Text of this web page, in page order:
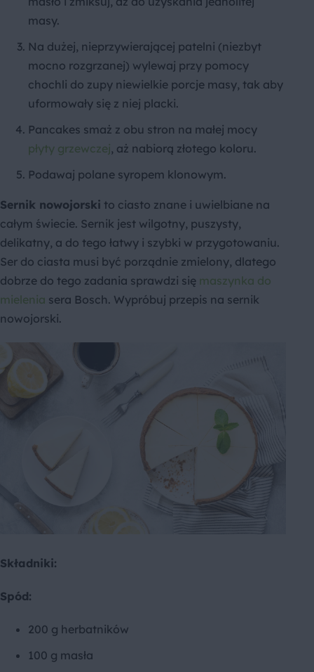
masy.
Na dużej, nieprzywierającej patelni (niezbyt
mocno rozgrzanej) wylewaj przy pomocy
chochli do zupy niewielkie porcje masy, tak aby
uformowały się z niej placki.
Pancakes smaż z obu stron na małej mocy
płyty grzewczej, aż nabiorą złotego koloru.
Podawaj polane syropem klonowym.
Sernik nowojorski to ciasto znane i uwielbiane na
całym świecie. Sernik jest wilgotny, puszysty,
delikatny, a do tego łatwy i szybki w przygotowaniu.
Ser do ciasta musi być porządnie zmielony, dlatego
dobrze do tego zadania sprawdzi się maszynka do
mielenia sera Bosch. Wypróbuj przepis na sernik
nowojorski.
Składniki:
Spód:
200 g herbatników
100 g masła